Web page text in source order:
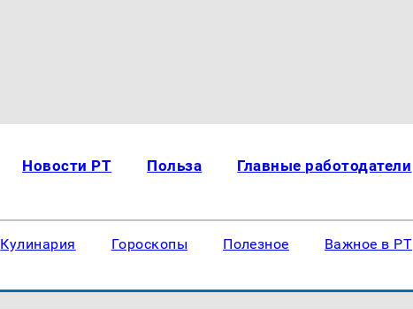
Новости РТ Польза Главные работодатели
Кулинария Гороскопы Полезное Важное в РТ